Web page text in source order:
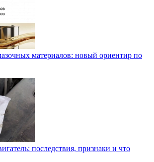
материалов: новый ориентир по
последствия, признаки и что